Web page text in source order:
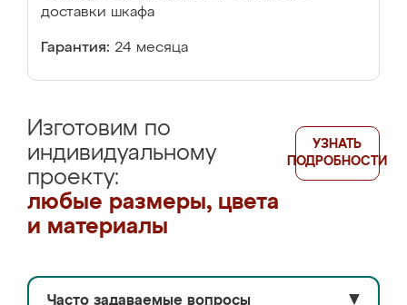
доставки шкафа
Гарантия: 24 месяца
Изготовим по
индивидуальному
проекту:
любые размеры, цвета
и материалы
УЗНАТЬ
ПОДРОБНОСТИ
Часто задаваемые вопросы ▼